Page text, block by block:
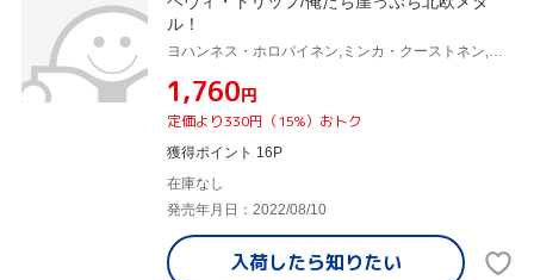
ル！
ヨハンネス・ホロパイネン,ミンカ・クーストネン,ヴィッレ・ティーホネン,ユーソ・ラーティオ(監督、脚本),ユッカ・ヴィドゥグレン(監督、脚本),アレクシ・プラネン(監督),ヤリ・ランタラ(監督),ラウリ・ポラー(音楽)
¥1,760円
定価より330円（15%）おトク
獲得ポイント 16P
在庫なし
発売年月日：2022/08/10
入荷したら知りたい